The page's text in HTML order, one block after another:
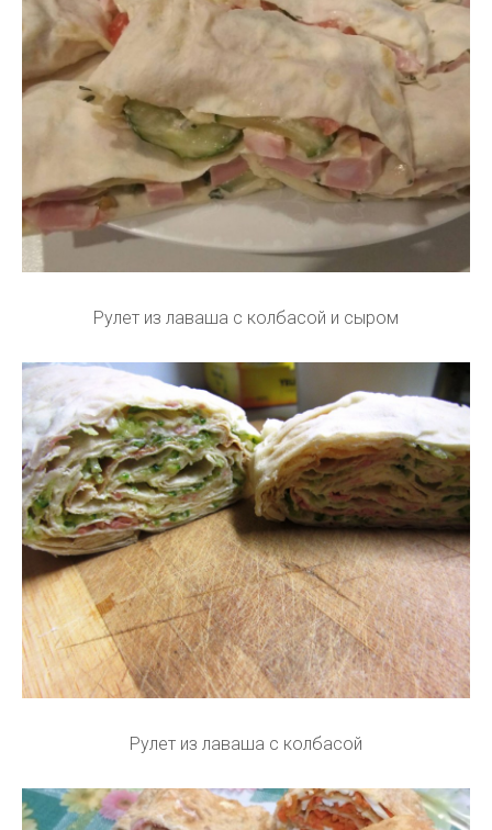
Рулет из лаваша с колбасой и сыром
Рулет из лаваша с колбасой